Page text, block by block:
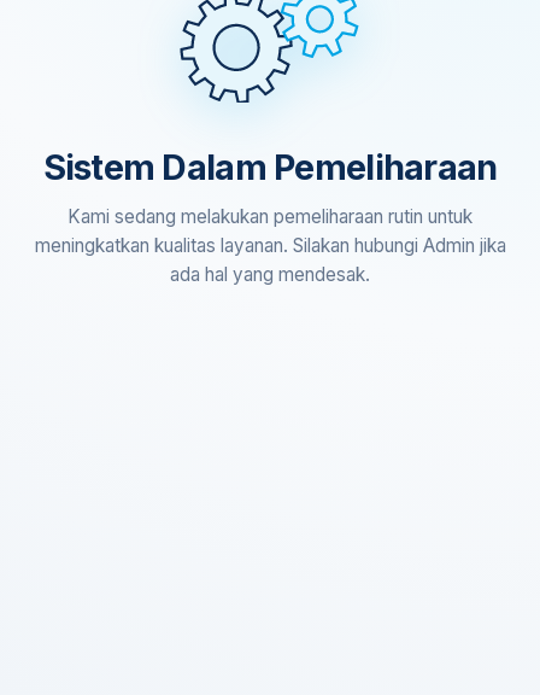
Sistem Dalam Pemeliharaan
Kami sedang melakukan pemeliharaan rutin untuk
meningkatkan kualitas layanan. Silakan hubungi Admin jika
ada hal yang mendesak.